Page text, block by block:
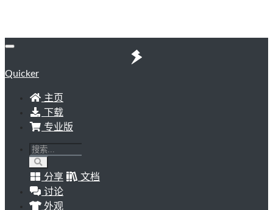
Quicker
主页
下载
专业版
分享
文档
讨论
外观